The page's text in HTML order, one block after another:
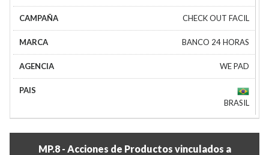
CHECK OUT FACIL
BANCO 24 HORAS
WE PAD
BRASIL
MP.8 - Acciones de Productos vinculados a